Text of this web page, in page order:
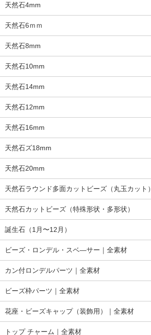
天然石4mm
天然石6ｍｍ
天然石8mm
天然石10mm
天然石14mm
天然石12mm
天然石16mm
天然石ズ18mm
天然石20mm
天然石ラウンド多面カットビーズ（丸玉カット）
天然石カットビーズ（特殊形状・多形状）
誕生石（1月〜12月）
ビーズ・ロンデル・スベ―サー｜全素材
カン付ロンデルパーツ｜全素材
ビーズ枠パーツ｜全素材
花座・ビーズキャップ（装飾用）｜全素材
トップ チャーム｜全素材